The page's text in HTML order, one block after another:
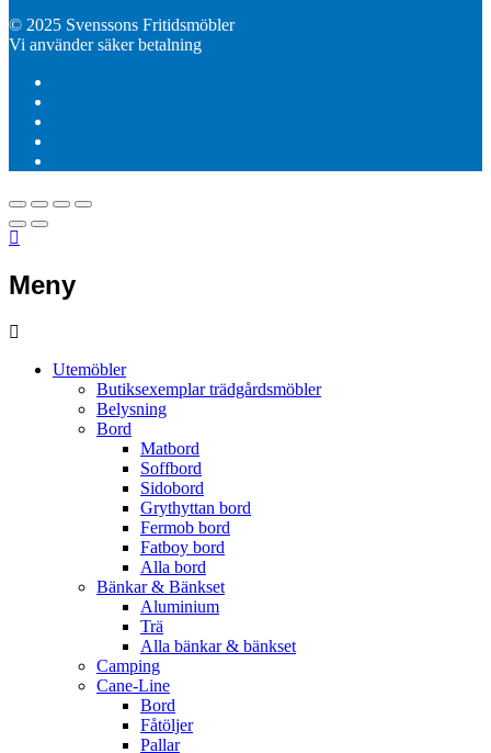
© 2025 Svenssons Fritidsmöbler
Vi använder säker betalning
Meny
Utemöbler
Butiksexemplar trädgårdsmöbler
Belysning
Bord
Matbord
Soffbord
Sidobord
Grythyttan bord
Fermob bord
Fatboy bord
Alla bord
Bänkar & Bänkset
Aluminium
Trä
Alla bänkar & bänkset
Camping
Cane-Line
Bord
Fåtöljer
Pallar